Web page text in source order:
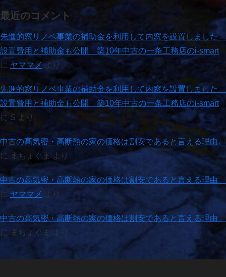
最近のコメント
先進的窓リノベ事業の補助金を利用して内窓を設置しました
設置費用と補助金も公開 築10年中古の一条工務店のi-smart
に ヤママメより
先進的窓リノベ事業の補助金を利用して内窓を設置しました
設置費用と補助金も公開 築10年中古の一条工務店のi-smart
に S より
中古の高気密・高断熱の家の価格は割安であると言える理由。
に
まちょぐま より
中古の高気密・高断熱の家の価格は割安であると言える理由。
に ヤママメ より
中古の高気密・高断熱の家の価格は割安であると言える理由。
に
まちょぐま より